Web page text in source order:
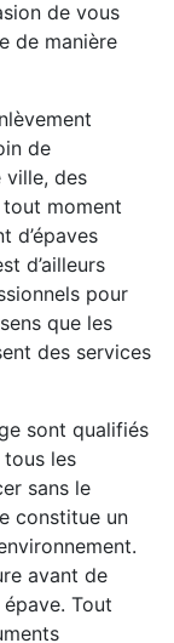
de vous
de manière
de
ville, des
moment
d’épaves
d’ailleurs
pour
que les
des services
sont qualifiés
tous les
sans le
constitue un
avant de
épave. Tout